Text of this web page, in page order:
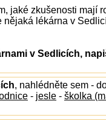
jaké zkušenosti mají
lékárna v
v Sedlicích,
, nahlédněte sem -
- jesle - školka